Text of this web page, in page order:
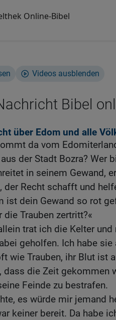
Online-Bibel
Videos ausblenden
Bibel
über Edom und alle
da vom
der Stadt Bozra? Wer
in seinem Gewand,
der Recht schafft und
ist dein Gewand so rot
die Trauben zertritt?«
trat ich die Kelter
geholfen. Ich habe
wie Trauben, ihr Blut ist
dass die Zeit gekommen
Feinde zu bestrafen.
es würde mir jemand
keiner bereit. Da habe